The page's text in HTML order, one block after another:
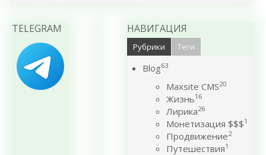
TELEGRAM НАВИГАЦИЯ
Рубрики Теги
Blog63
Maxsite CMS20
Жизнь16
Лирика26
Монетизация $$$1
Продвижение2
Путешествия1